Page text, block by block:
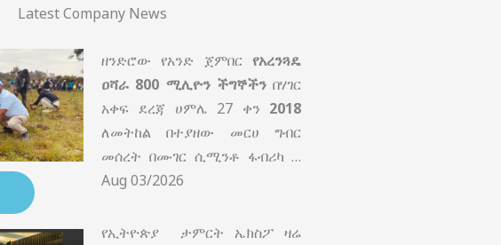
Latest Company News
ዘንድሮው የአንድ ጀምበር የአረንጓዴ
ዐሻራ 800 ሚሊዮን ችግኞችን በሃገር
አቀፍ ደረጃ ሀምሌ 27 ቀን 2018
ለመትከል በተያዘው መርሀ ግብር
መሰረት በሙገር ሲሚንቶ ፋብሪካ …
Aug 03/2026
የኢትዮጵያ ታምርት ኤክስፖ ዛሬ